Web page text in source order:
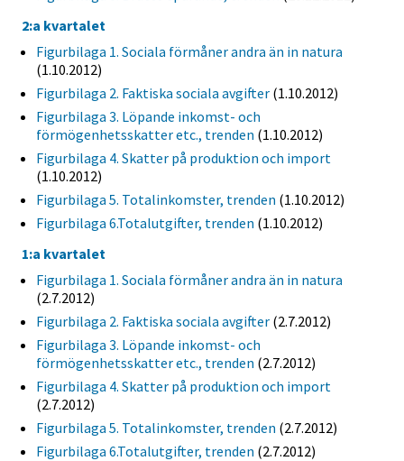
2:a kvartalet
Figurbilaga 1. Sociala förmåner andra än in natura
(1.10.2012)
Figurbilaga 2. Faktiska sociala avgifter (1.10.2012)
Figurbilaga 3. Löpande inkomst- och
förmögenhetsskatter etc., trenden (1.10.2012)
Figurbilaga 4. Skatter på produktion och import
(1.10.2012)
Figurbilaga 5. Totalinkomster, trenden (1.10.2012)
Figurbilaga 6.Totalutgifter, trenden (1.10.2012)
1:a kvartalet
Figurbilaga 1. Sociala förmåner andra än in natura
(2.7.2012)
Figurbilaga 2. Faktiska sociala avgifter (2.7.2012)
Figurbilaga 3. Löpande inkomst- och
förmögenhetsskatter etc., trenden (2.7.2012)
Figurbilaga 4. Skatter på produktion och import
(2.7.2012)
Figurbilaga 5. Totalinkomster, trenden (2.7.2012)
Figurbilaga 6.Totalutgifter, trenden (2.7.2012)